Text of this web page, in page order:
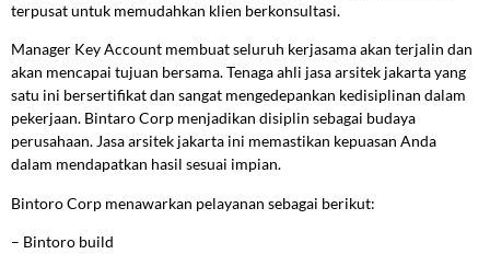
terpusat untuk memudahkan klien berkonsultasi.
Manager Key Account membuat seluruh kerjasama akan terjalin dan
akan mencapai tujuan bersama. Tenaga ahli jasa arsitek jakarta yang
satu ini bersertifikat dan sangat mengedepankan kedisiplinan dalam
pekerjaan. Bintaro Corp menjadikan disiplin sebagai budaya
perusahaan. Jasa arsitek jakarta ini memastikan kepuasan Anda
dalam mendapatkan hasil sesuai impian.
Bintoro Corp menawarkan pelayanan sebagai berikut:
– Bintoro build